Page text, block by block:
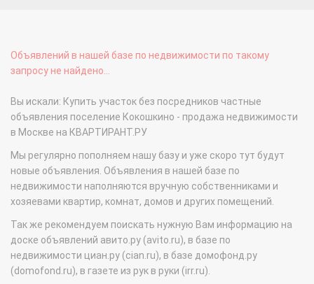
Объявлений в нашей базе по недвижимости по такому
запросу не найдено...
Вы искали: Купить участок без посредников частные
объявления поселение Кокошкино - продажа недвижимости
в Москве на КВАРТИРАНТ.РУ
Мы регулярно пополняем нашу базу и уже скоро тут будут
новые объявления. Объявления в нашей базе по
недвижимости наполняются вручную собственниками и
хозяевами квартир, комнат, домов и других помещений.
Так же рекомендуем поискать нужную Вам информацию на
доске объявлений авито.ру (avito.ru), в базе по
недвижимости циан.ру (cian.ru), в базе домофонд.ру
(domofond.ru), в газете из рук в руки (irr.ru).